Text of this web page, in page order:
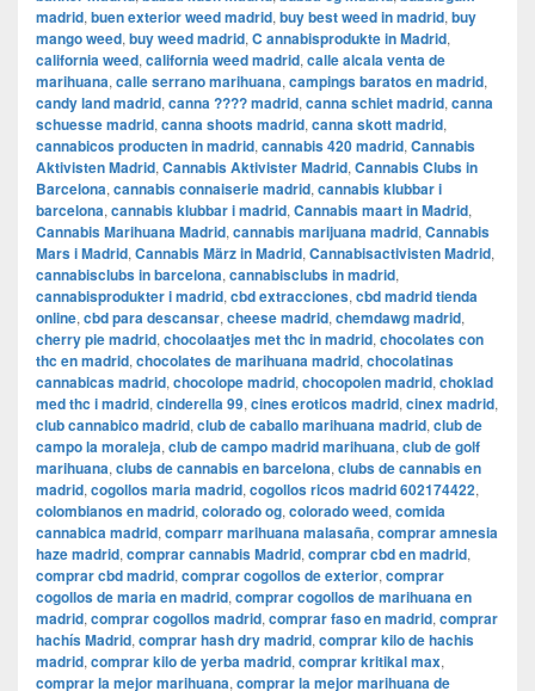
madrid, buen exterior weed madrid, buy best weed in madrid, buy
mango weed, buy weed madrid, C annabisprodukte in Madrid,
california weed, california weed madrid, calle alcala venta de
marihuana, calle serrano marihuana, campings baratos en madrid,
candy land madrid, canna ???? madrid, canna schiet madrid, canna
schuesse madrid, canna shoots madrid, canna skott madrid,
cannabicos producten in madrid, cannabis 420 madrid, Cannabis
Aktivisten Madrid, Cannabis Aktivister Madrid, Cannabis Clubs in
Barcelona, cannabis connaiserie madrid, cannabis klubbar i
barcelona, cannabis klubbar i madrid, Cannabis maart in Madrid,
Cannabis Marihuana Madrid, cannabis marijuana madrid, Cannabis
Mars i Madrid, Cannabis März in Madrid, Cannabisactivisten Madrid,
cannabisclubs in barcelona, cannabisclubs in madrid,
cannabisprodukter i madrid, cbd extracciones, cbd madrid tienda
online, cbd para descansar, cheese madrid, chemdawg madrid,
cherry pie madrid, chocolaatjes met thc in madrid, chocolates con
thc en madrid, chocolates de marihuana madrid, chocolatinas
cannabicas madrid, chocolope madrid, chocopolen madrid, choklad
med thc i madrid, cinderella 99, cines eroticos madrid, cinex madrid,
club cannabico madrid, club de caballo marihuana madrid, club de
campo la moraleja, club de campo madrid marihuana, club de golf
marihuana, clubs de cannabis en barcelona, clubs de cannabis en
madrid, cogollos maria madrid, cogollos ricos madrid 602174422,
colombianos en madrid, colorado og, colorado weed, comida
cannabica madrid, comparr marihuana malasaña, comprar amnesia
haze madrid, comprar cannabis Madrid, comprar cbd en madrid,
comprar cbd madrid, comprar cogollos de exterior, comprar
cogollos de maria en madrid, comprar cogollos de marihuana en
madrid, comprar cogollos madrid, comprar faso en madrid, comprar
hachís Madrid, comprar hash dry madrid, comprar kilo de hachis
madrid, comprar kilo de yerba madrid, comprar kritikal max,
comprar la mejor marihuana, comprar la mejor marihuana de